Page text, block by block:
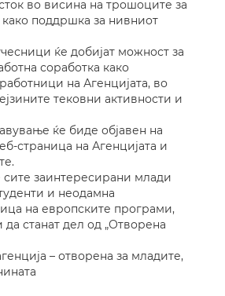
во висина на трошоците за
поддршка за нивниот
ќе добијат можност за
соработка како
на Агенцијата, во
тековни активности и
ќе биде објавен на
страница на Агенцијата и
сите заинтересирани млади
и неодамна
на европските програми,
да станат дел од „Отворена
– отворена за младите,